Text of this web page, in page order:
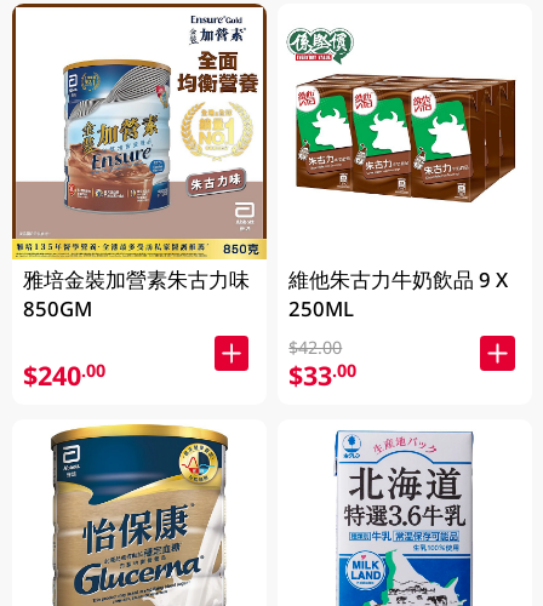
雅培金裝加營素朱古力味
850GM
$240.00
維他朱古力牛奶飲品 9 X
250ML
$42.00
$33.00